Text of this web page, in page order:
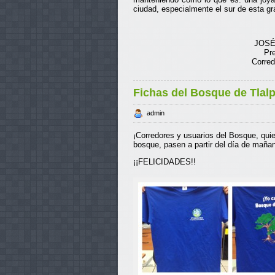
ciudad, especialmente el sur de esta
Fichas del Bosque de
admin
¡Corredores y usuarios del Bosque,
bosque, pasen a partir del día de
¡¡FELICIDADES!!